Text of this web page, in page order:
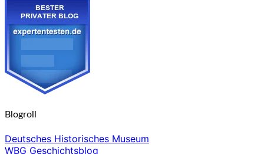
Blogroll
Deutsches Historisches Museum
WBG Geschichtsblog